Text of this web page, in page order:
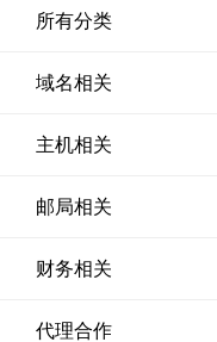
所有分类
域名相关
主机相关
邮局相关
财务相关
代理合作